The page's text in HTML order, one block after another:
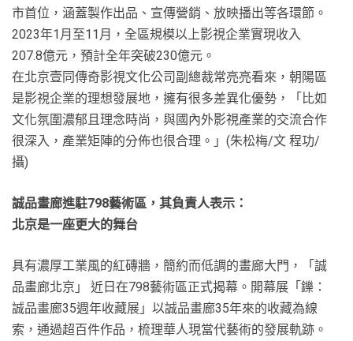
市首位，涵蓋製作出品、宣傳營銷、放映播出等各環節。
2023年1月至11月，全區規模以上影視企業實現收入
207.8億元，預計全年突破230億元。
在北京壹同傳奇影視文化公司副總裁常亮亮看來，朝陽區
是影視企業的理想發展地，擁有很多差異化優勢，「比如
文化氛圍濃郁且理念時尚，與國內外影視產業的交流合作
很深入，產業矩陣的分佈也很合理。」(朱松梅/文 程功/
攝)
誠品畫廊進駐798藝術區，其負責人表示：
北京是一座更大的舞台
具有濃厚工業風的紅磚牆，簡約而低調的畫廊大門，「誠
品畫廊北京」 近日在798藝術區正式揭幕。開幕展「鑠：
誠品畫廊35週年收藏展」以誠品畫廊35年來的收藏為線
索，通過超百件作品，梳理華人現當代藝術的發展軌跡。